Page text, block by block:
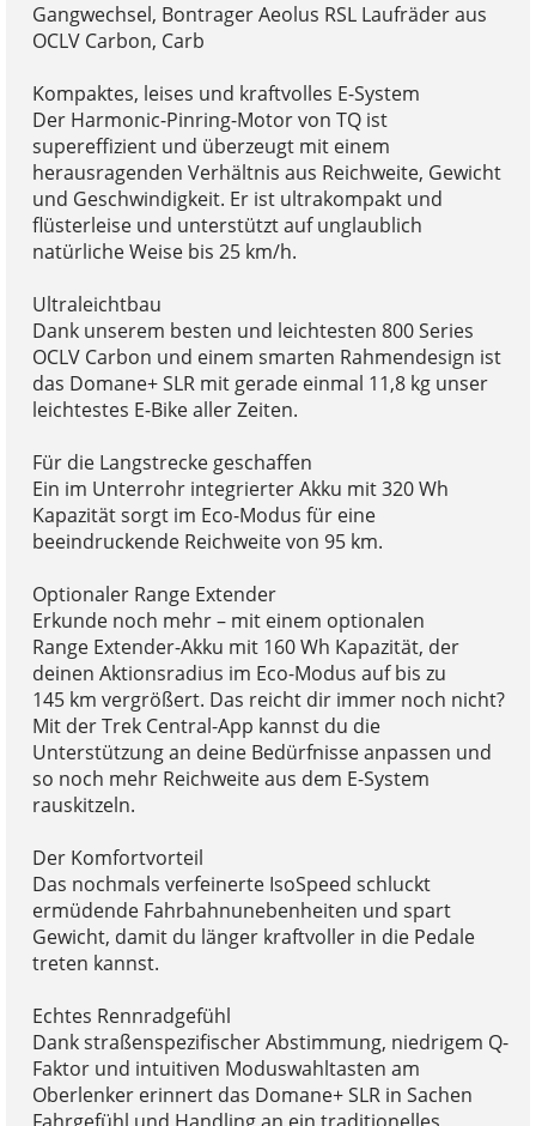
Gangwechsel, Bontrager Aeolus RSL Laufräder aus
OCLV Carbon, Carb
Kompaktes, leises und kraftvolles E-System
Der Harmonic-Pinring-Motor von TQ ist
supereffizient und überzeugt mit einem
herausragenden Verhältnis aus Reichweite, Gewicht
und Geschwindigkeit. Er ist ultrakompakt und
flüsterleise und unterstützt auf unglaublich
natürliche Weise bis 25 km/h.
Ultraleichtbau
Dank unserem besten und leichtesten 800 Series
OCLV Carbon und einem smarten Rahmendesign ist
das Domane+ SLR mit gerade einmal 11,8 kg unser
leichtestes E-Bike aller Zeiten.
Für die Langstrecke geschaffen
Ein im Unterrohr integrierter Akku mit 320 Wh
Kapazität sorgt im Eco-Modus für eine
beeindruckende Reichweite von 95 km.
Optionaler Range Extender
Erkunde noch mehr – mit einem optionalen
Range Extender-Akku mit 160 Wh Kapazität, der
deinen Aktionsradius im Eco-Modus auf bis zu
145 km vergrößert. Das reicht dir immer noch nicht?
Mit der Trek Central-App kannst du die
Unterstützung an deine Bedürfnisse anpassen und
so noch mehr Reichweite aus dem E-System
rauskitzeln.
Der Komfortvorteil
Das nochmals verfeinerte IsoSpeed schluckt
ermüdende Fahrbahnunebenheiten und spart
Gewicht, damit du länger kraftvoller in die Pedale
treten kannst.
Echtes Rennradgefühl
Dank straßenspezifischer Abstimmung, niedrigem Q-
Faktor und intuitiven Moduswahltasten am
Oberlenker erinnert das Domane+ SLR in Sachen